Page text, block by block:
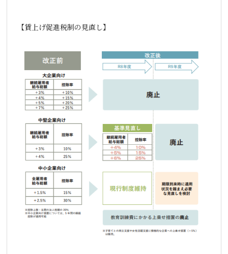
【賃上げ促進税制の見直し】